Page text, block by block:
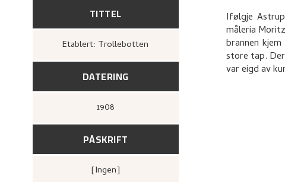
TITTEL
Etablert: Trollebotten
DATERING
1908
PÅSKRIFT
[ingen]
Ifølgje
måleria
brannen
store tap.
var eigd av